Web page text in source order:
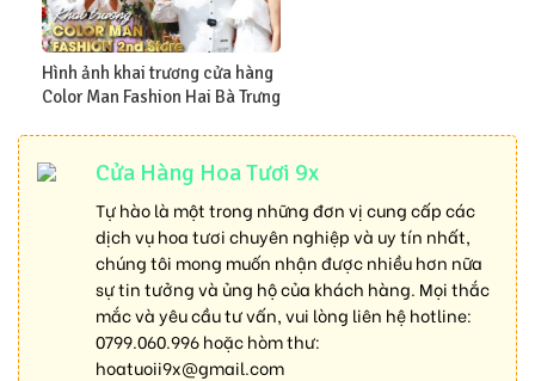
Hình ảnh khai trương cửa hàng
Color Man Fashion Hai Bà Trưng
Cửa Hàng Hoa Tươi 9x
Tự hào là một trong những đơn vị cung cấp các
dịch vụ hoa tươi chuyên nghiệp và uy tín nhất,
chúng tôi mong muốn nhận được nhiều hơn nữa
sự tin tưởng và ủng hộ của khách hàng. Mọi thắc
mắc và yêu cầu tư vấn, vui lòng liên hệ hotline:
0799.060.996hoặc hòm thư:
hoatuoii9x@gmail.com